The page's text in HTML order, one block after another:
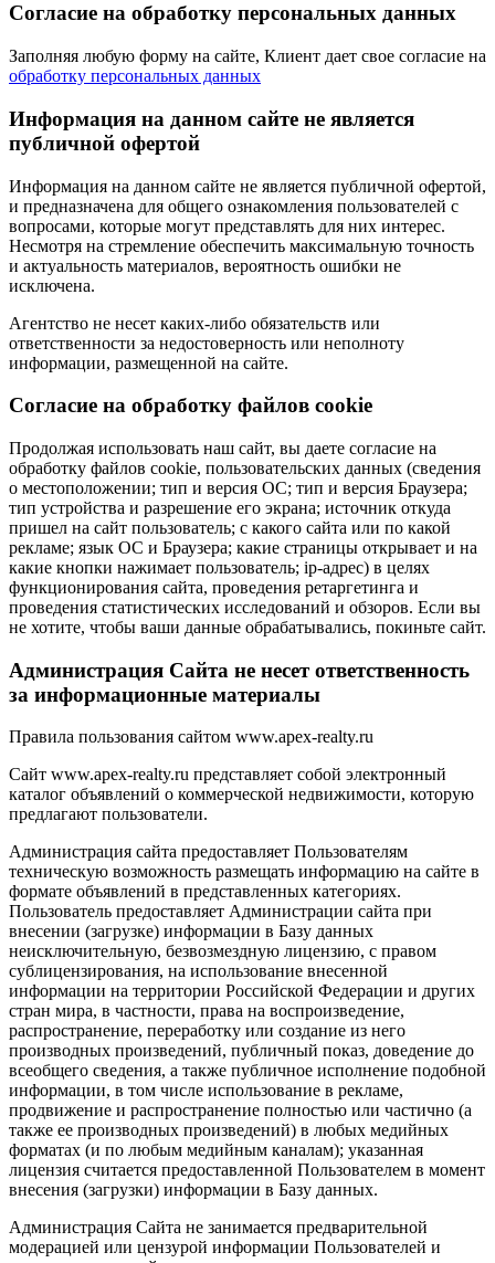
Согласие на обработку персональных данных
Заполняя любую форму на сайте, Клиент дает свое согласие на
обработку персональных данных
Информация на данном сайте не является
публичной офертой
Информация на данном сайте не является публичной офертой,
и предназначена для общего ознакомления пользователей с
вопросами, которые могут представлять для них интерес.
Несмотря на стремление обеспечить максимальную точность
и актуальность материалов, вероятность ошибки не
исключена.
Агентство не несет каких-либо обязательств или
ответственности за недостоверность или неполноту
информации, размещенной на сайте.
Cогласие на обработку файлов cookie
Продолжая использовать наш сайт, вы даете согласие на
обработку файлов cookie, пользовательских данных (сведения
о местоположении; тип и версия ОС; тип и версия Браузера;
тип устройства и разрешение его экрана; источник откуда
пришел на сайт пользователь; с какого сайта или по какой
рекламе; язык ОС и Браузера; какие страницы открывает и на
какие кнопки нажимает пользователь; ip-адрес) в целях
функционирования сайта, проведения ретаргетинга и
проведения статистических исследований и обзоров. Если вы
не хотите, чтобы ваши данные обрабатывались, покиньте сайт.
Администрация Сайта не несет ответственность
за информационные материалы
Правила пользования сайтом www.apex-realty.ru
Сайт www.apex-realty.ru представляет собой электронный
каталог объявлений о коммерческой недвижимости, которую
предлагают пользователи.
Администрация сайта предоставляет Пользователям
техническую возможность размещать информацию на сайте в
формате объявлений в представленных категориях.
Пользователь предоставляет Администрации сайта при
внесении (загрузке) информации в Базу данных
неисключительную, безвозмездную лицензию, с правом
сублицензирования, на использование внесенной
информации на территории Российской Федерации и других
стран мира, в частности, права на воспроизведение,
распространение, переработку или создание из него
производных произведений, публичный показ, доведение до
всеобщего сведения, а также публичное исполнение подобной
информации, в том числе использование в рекламе,
продвижение и распространение полностью или частично (а
также ее производных произведений) в любых медийных
форматах (и по любым медийным каналам); указанная
лицензия считается предоставленной Пользователем в момент
внесения (загрузки) информации в Базу данных.
Администрация Сайта не занимается предварительной
модерацией или цензурой информации Пользователей и